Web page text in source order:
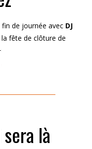
de journée avec DJ
la fête de clôture de
là